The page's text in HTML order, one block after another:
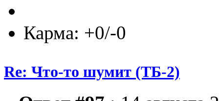
Карма: +0/-0
Re: Что-то шумит (ТБ-2)